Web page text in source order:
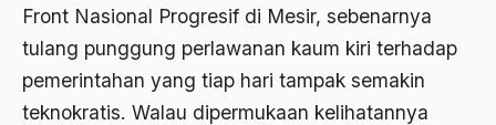
Front Nasional Progresif di Mesir, sebenarnya
tulang punggung perlawanan kaum kiri terhadap
pemerintahan yang tiap hari tampak semakin
teknokratis. Walau dipermukaan kelihatannya
2008
2007
Abdullah Sungkar
Abdullah Syafi'i
Abdurrahman Addakhil